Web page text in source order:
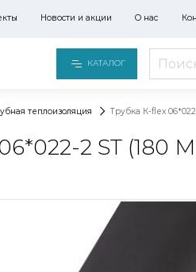
Новости и акции О нас
КАТАЛОГ
теплоизоляция Трубка К-flex
2 ST (180